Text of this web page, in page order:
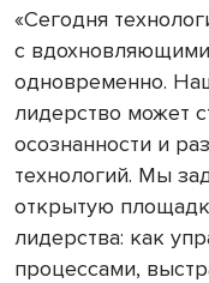
«Сегодня
с
одновременно.
лидерство может
осознанности и
технологий. Мы
открытую
лидерства: как
процессами,